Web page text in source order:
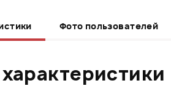
Фото пользователей